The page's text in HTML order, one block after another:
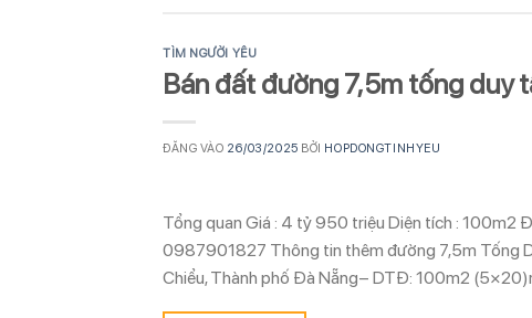
TÌM NGƯỜI YÊU
Bán đất đường 7,5m tống duy
ĐĂNG VÀO 26/03/2025 BỞI HOPDONGTINHYEU
Tổng quan Giá : 4 tỷ 950 triệu Diện tích : 100m2
0987901827 Thông tin thêm đường 7,5m Tống
Chiểu, Thành phố Đà Nẵng– DTĐ: 100m2